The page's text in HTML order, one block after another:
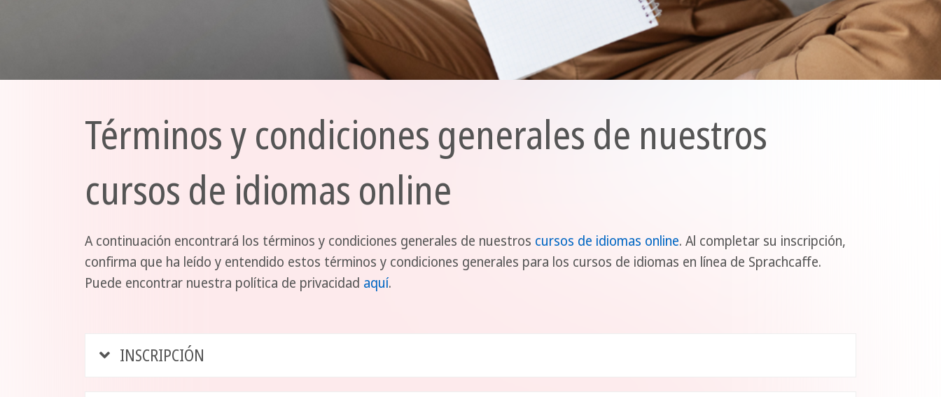
Términos y condiciones generales de nuestros
cursos de idiomas online
A continuación encontrará los términos y condiciones generales de nuestros cursos de idiomas online. Al completar su inscripción,
confirma que ha leído y entendido estos términos y condiciones generales para los cursos de idiomas en línea de Sprachcaffe.
Puede encontrar nuestra política de privacidad aquí.
INSCRIPCIÓN